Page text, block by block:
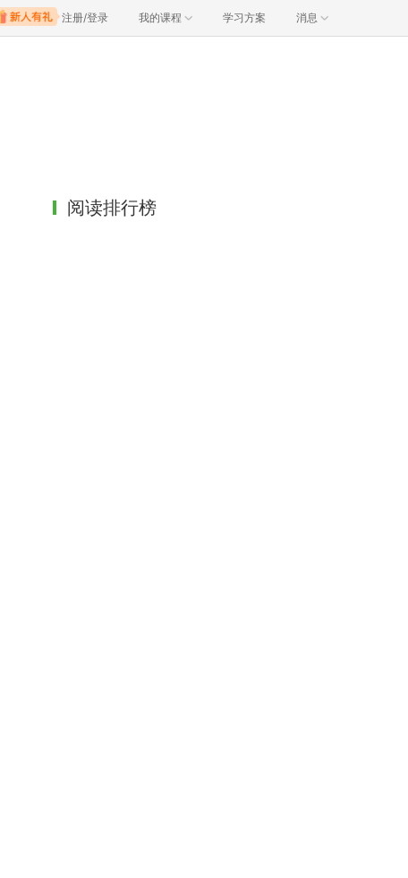
注册/登录 我的课程 学习方案 消息
阅读排行榜